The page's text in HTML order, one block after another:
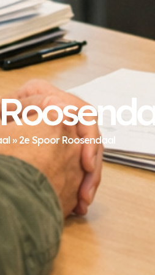
» 2e Spoor Roosendaal